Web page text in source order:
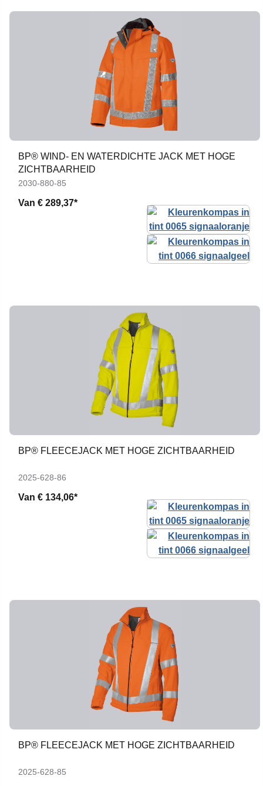
BP® WIND- EN WATERDICHTE JACK MET HOGE
ZICHTBAARHEID
2030-880-85
Van € 289,37*
BP® FLEECEJACK MET HOGE ZICHTBAARHEID
2025-628-86
Van € 134,06*
BP® FLEECEJACK MET HOGE ZICHTBAARHEID
2025-628-85